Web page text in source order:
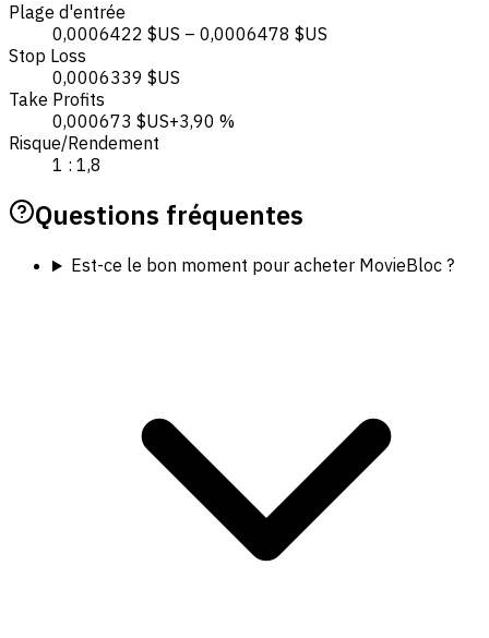
Plage d'entrée
0,0006422 $US – 0,0006478 $US
Stop Loss
0,0006339 $US
Take Profits
0,000673 $US+3,90 %
Risque/Rendement
1 : 1,8
Questions fréquentes
Est-ce le bon moment pour acheter MovieBloc ?